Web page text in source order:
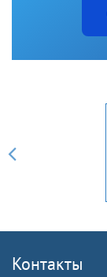
Контакты